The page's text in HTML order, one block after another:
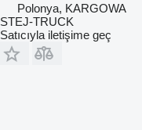
Polonya, KARGOWA
STEJ-TRUCK
Satıcıyla iletişime geç